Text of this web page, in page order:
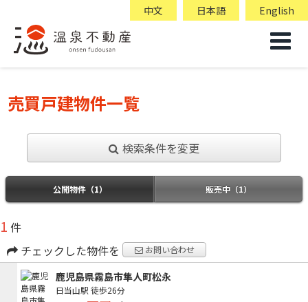
中文 日本語 English
売買戸建物件一覧
検索条件を変更
公開物件（1） 販売中（1）
1 件
チェックした物件を
お問い合わせ
鹿児島県霧島市隼人町松永
日当山駅 徒歩26分